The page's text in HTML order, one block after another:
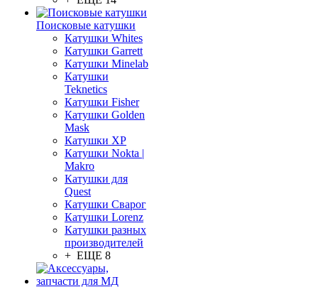
Поисковые катушки
Катушки Whites
Катушки Garrett
Катушки Minelab
Катушки
Teknetics
Катушки Fisher
Катушки Golden
Mask
Катушки XP
Катушки Nokta |
Makro
Катушки для
Quest
Катушки Сварог
Катушки Lorenz
Катушки разных
производителей
+ ЕЩЕ 8